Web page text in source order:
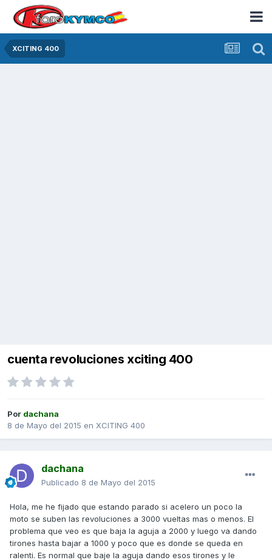
XCITING 400
cuenta revoluciones xciting 400
Por dachana
8 de Mayo del 2015 en XCITING 400
dachana
Publicado 8 de Mayo del 2015
Hola, me he fijado que estando parado si acelero un poco la
moto se suben las revoluciones a 3000 vueltas mas o menos. El
problema que veo es que baja la aguja a 2000 y luego va dando
tirones hasta bajar a 1000 y poco que es donde se queda en
ralenti. Es normal que baje la aguja dando esos tirones y le